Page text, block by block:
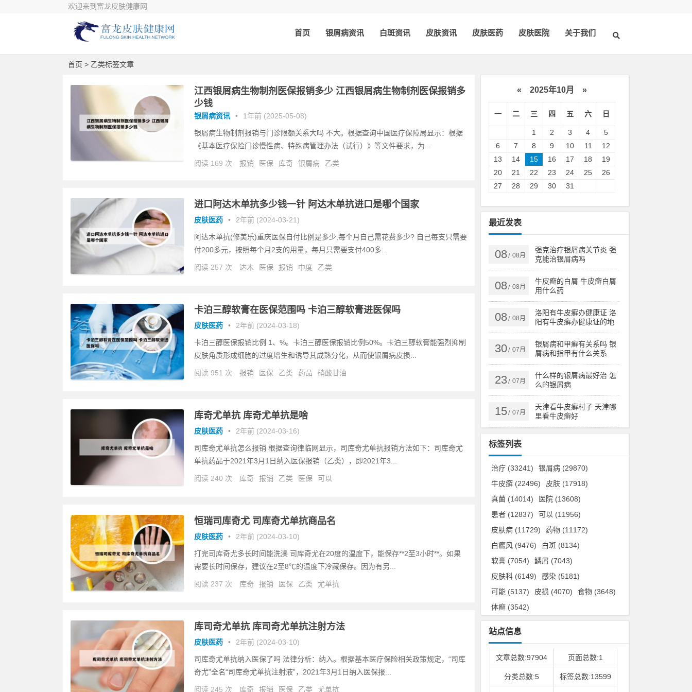
欢迎来到富龙皮肤健康网
首页 银屑病资讯 白斑资讯 皮肤资讯 皮肤医药 皮肤医院 关于我们
首页 > 乙类标签文章
江西银屑病生物制剂医保报销多少 江西银屑病生物制剂医保报销多
少钱
银屑病资讯 • 1年前 (2025-05-08)
银屑病生物制剂报销与门诊限额关系大吗 不大。根据查询中国医疗保障局显示：根据
《基本医疗保险门诊慢性病、特殊病管理办法（试行）》等文件要求，为...
阅读 169 次 报销 医保 库奇 银屑病 乙类
进口阿达木单抗多少钱一针 阿达木单抗进口是哪个国家
皮肤医药 • 2年前 (2024-03-21)
阿达木单抗(修美乐)重庆医保自付比例是多少,每个月自己需花费多少? 自己每支只需要
付200多元，按照每个月2支的用量，每月只需要支付400多...
阅读 257 次 达木 医保 报销 中度 乙类
卡泊三醇软膏在医保范围吗 卡泊三醇软膏进医保吗
皮肤医药 • 2年前 (2024-03-18)
卡泊三醇医保报销比例 1、%。卡泊三醇医保报销比例50%。卡泊三醇软膏能强烈抑制
皮肤角质形成细胞的过度增生和诱导其成熟分化，从而使银屑病皮损...
阅读 951 次 报销 医保 乙类 药品 硝酸甘油
库奇尤单抗 库奇尤单抗是啥
皮肤医药 • 2年前 (2024-03-16)
司库奇尤单抗怎么报销 根据查询律临网显示，司库奇尤单抗报销方法如下：司库奇尤
单抗药品于2021年3月1日纳入医保报销（乙类），即2021年3...
阅读 240 次 库奇 报销 乙类 医保 可以
恒瑞司库奇尤 司库奇尤单抗商品名
皮肤医药 • 2年前 (2024-03-10)
打完司库奇尤多长时间能洗澡 司库奇尤在20度的温度下，能保存**2至3小时**。如果
需要长时间保存，建议在2至8℃的温度下冷藏保存。因为有另...
阅读 237 次 库奇 报销 医保 乙类 尤单抗
库司奇尤单抗 库司奇尤单抗注射方法
皮肤医药 • 2年前 (2024-03-10)
司库奇尤单抗纳入医保了吗 法律分析：纳入。根据基本医疗保险相关政策规定，“司库
奇尤”全名“司库奇尤单抗注射液”，2021年3月1日纳入医保报...
阅读 245 次 库奇 报销 医保 乙类 尤单抗
« 2025年10月 »
一 二 三 四 五 六 日
1 2 3 4
5
6
7 8 9 10 11
12
13
14 15 16 17 18
19
20
21 22 23 24 25
26
27
28 29 30 31
最近发表
08/ 08月
强克治疗银屑病关节炎 强
克能治银屑病吗
08/ 08月
牛皮癣的白屑 牛皮癣白屑
用什么药
08/ 08月
洛阳有牛皮癣办健康证 洛
阳有牛皮癣办健康证的地
方吗
30/ 07月
银屑病和甲癣有关系吗 银
屑病和指甲有什么关系
23/ 07月
什么样的银屑病最好治 怎
么的银屑病
15/ 07月
天津看牛皮癣村子 天津哪
里看牛皮癣好
标签列表
治疗 (33241) 银屑病 (29870)
牛皮癣 (22496) 皮肤 (17918)
真菌 (14014) 医院 (13608)
患者 (12837) 可以 (11956)
皮肤病 (11729) 药物 (11172)
白癜风 (9476) 白斑 (8134)
软膏 (7054) 鳞屑 (7043)
皮肤科 (6149) 感染 (5181)
可能 (5137) 皮损 (4070) 食物 (3648)
体癣 (3542)
站点信息
文章总数:97904 页面总数:1
分类总数:5 标签总数:13599